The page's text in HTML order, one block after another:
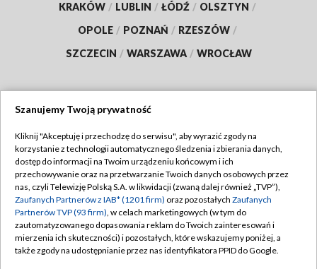
KRAKÓW / LUBLIN / ŁÓDŹ / OLSZTYN /
OPOLE / POZNAŃ / RZESZÓW /
SZCZECIN / WARSZAWA / WROCŁAW
TVP
Abonament TVP
Emisja w TVP
Centrum informacji TVP
Naziemna Telewizja Cyfrowa
Regulamin TVP
Polityka prywatności
Moje zgody
Pomoc
Szanujemy Twoją prywatność
Kliknij "Akceptuję i przechodzę do serwisu", aby wyrazić zgody na
korzystanie z technologii automatycznego śledzenia i zbierania danych,
dostęp do informacji na Twoim urządzeniu końcowym i ich
przechowywanie oraz na przetwarzanie Twoich danych osobowych przez
nas, czyli Telewizję Polską S.A. w likwidacji (zwaną dalej również „TVP”),
Zaufanych Partnerów z IAB* (1201 firm) oraz pozostałych Zaufanych
Partnerów TVP (93 firm), w celach marketingowych (w tym do
zautomatyzowanego dopasowania reklam do Twoich zainteresowań i
mierzenia ich skuteczności) i pozostałych, które wskazujemy poniżej, a
także zgody na udostępnianie przez nas identyfikatora PPID do Google.